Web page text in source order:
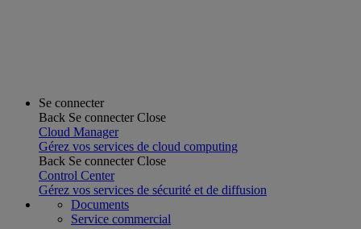
Se connecter
Back Se connecter Close
Cloud Manager
Gérez vos services de cloud computing
Back Se connecter Close
Control Center
Gérez vos services de sécurité et de diffusion
Documents
Service commercial